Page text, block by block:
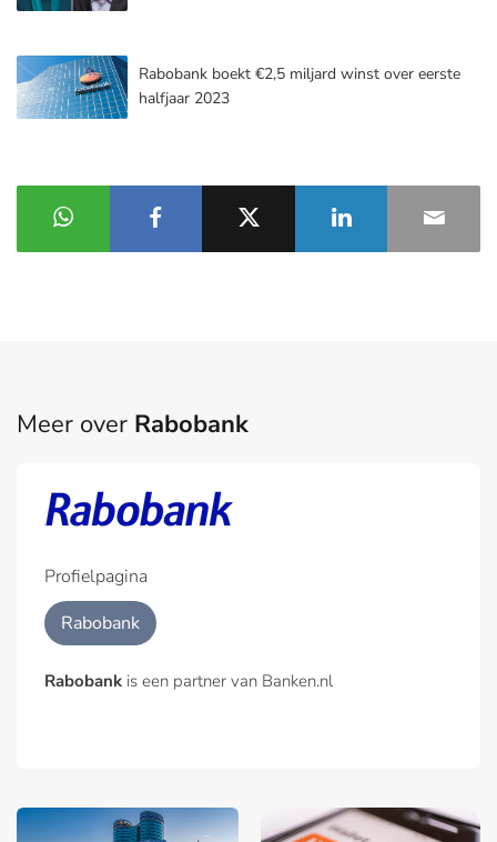
Rabobank boekt €2,5 miljard winst over eerste
halfjaar 2023
Meer over Rabobank
Profielpagina
Rabobank
Rabobank is een partner van Banken.nl